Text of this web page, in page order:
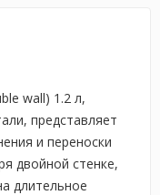
wall) 1.2 л,
представляет
и переноски
двойной стенке,
длительное